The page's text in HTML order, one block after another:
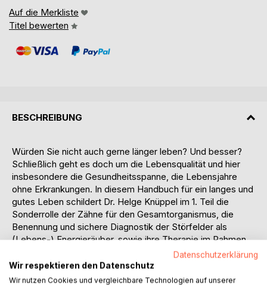
Auf die Merkliste
Titel bewerten
BESCHREIBUNG
Würden Sie nicht auch gerne länger leben? Und besser?
Schließlich geht es doch um die Lebensqualität und hier
insbesondere die Gesundheitsspanne, die Lebensjahre
ohne Erkrankungen. In diesem Handbuch für ein langes und
gutes Leben schildert Dr. Helge Knüppel im 1. Teil die
Sonderrolle der Zähne für den Gesamtorganismus, die
Benennung und sichere Diagnostik der Störfelder als
(Lebens-) Energieräuber, sowie ihre Therapie im Rahmen
der ganzheitlichen bio-logischen Zahnheilkunde.
Der 2te Teil behandelt die kausalen Zusammenhänge
Datenschutzerklärung
Wir respektieren den Datenschutz
Wir nutzen Cookies und vergleichbare Technologien auf unserer